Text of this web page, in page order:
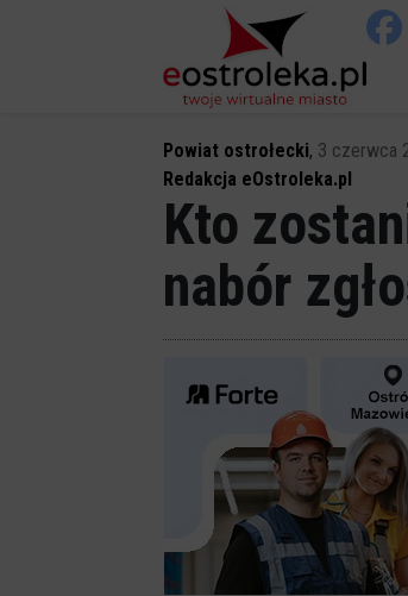
Powiat ostrołecki, 3 czerwca
Redakcja eOstroleka.pl
Kto
nabór